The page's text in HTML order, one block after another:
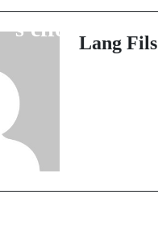
s'effondre
Lang Fils